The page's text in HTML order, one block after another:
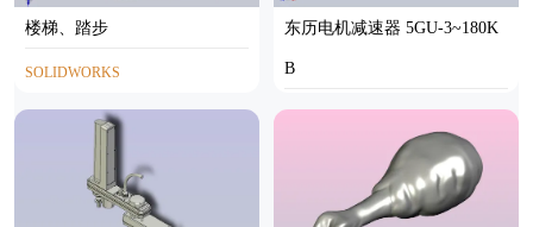
楼梯、踏步
SOLIDWORKS
东历电机减速器 5GU-3~180K
B
INVENTOR,STP